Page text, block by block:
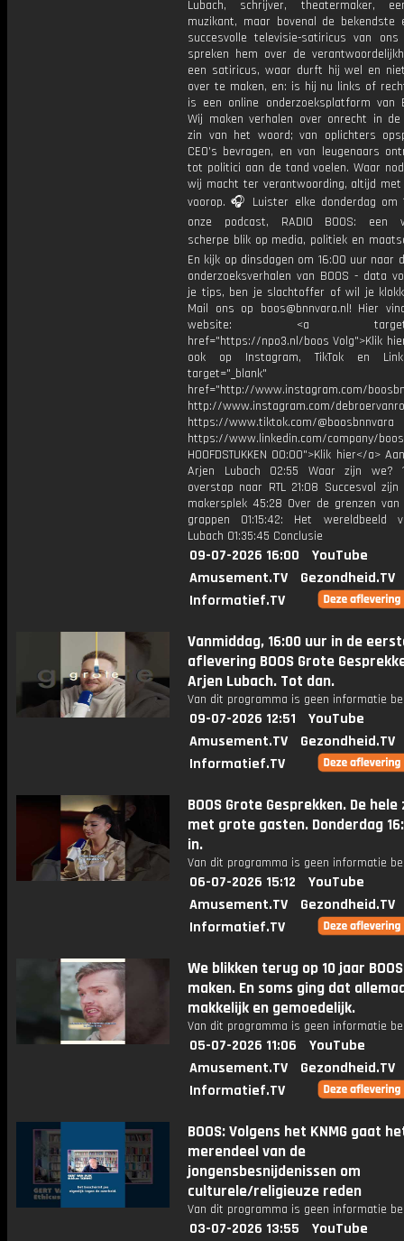
Lubach, schrijver, theatermaker,
muzikant, maar bovenal de bekendste
succesvolle televisie-satiricus van
spreken hem over de
een satiricus, waar durft hij wel en
over te maken, en: is hij nu links of
is een online onderzoeksplatform van
Wij maken verhalen over onrecht in
zin van het woord; van oplichters
CEO’s bevragen, en van leugenaars
tot politici aan de tand voelen. Waar
wij macht ter verantwoording, altijd
voorop. 🎧 Luister elke donderdag om
onze podcast, RADIO BOOS: een
scherpe blik op media, politiek en
En kijk op dinsdagen om 16:00 uur naar
onderzoeksverhalen van BOOS - data
je tips, ben je slachtoffer of wil je
Mail ons op boos@bnnvara.nl! Hier
website: <a
href="https://npo3.nl/boos Volg">Klik
ook op Instagram, TikTok en
target="_blank"
href="http://www.instagram.com/
http://www.instagram.com/
https://www.tiktok.com/@boosbnnvara
https://www.linkedin.com/company/
HOOFDSTUKKEN 00:00">Klik hier</a>
Arjen Lubach 02:55 Waar zijn we?
overstap naar RTL 21:08 Succesvol
makersplek 45:28 Over de grenzen
grappen 01:15:42: Het wereldbeeld
Lubach 01:35:45 Conclusie
09-07-2026 16:00
YouTube
Amusement.TV
Gezondheid.TV
Informatief.TV
Vanmiddag, 16:00 uur in de
aflevering BOOS Grote
Arjen Lubach. Tot dan.
Van dit programma is geen informatie
09-07-2026 12:51
YouTube
Amusement.TV
Gezondheid.TV
Informatief.TV
BOOS Grote Gesprekken. De
met grote gasten. Donderdag
in.
Van dit programma is geen informatie
06-07-2026 15:12
YouTube
Amusement.TV
Gezondheid.TV
Informatief.TV
We blikken terug op 10 jaar BOOS
maken. En soms ging dat
makkelijk en gemoedelijk.
Van dit programma is geen informatie
05-07-2026 11:06
YouTube
Amusement.TV
Gezondheid.TV
Informatief.TV
BOOS: Volgens het KNMG gaat
merendeel van de
jongensbesnijdenissen om
culturele/religieuze reden
Van dit programma is geen informatie
03-07-2026 13:55
YouTube